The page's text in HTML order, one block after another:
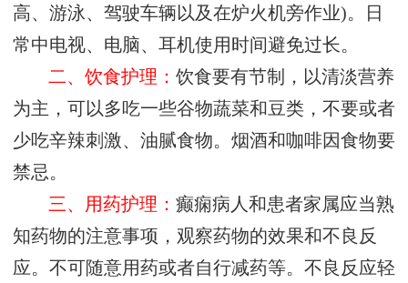
高、游泳、驾驶车辆以及在炉火机旁作业)。日
常中电视、电脑、耳机使用时间避免过长。
二、饮食护理：饮食要有节制，以清淡营养
为主，可以多吃一些谷物蔬菜和豆类，不要或者
少吃辛辣刺激、油腻食物。烟酒和咖啡因食物要
禁忌。
三、用药护理：癫痫病人和患者家属应当熟
知药物的注意事项，观察药物的效果和不良反
应。不可随意用药或者自行减药等。不良反应轻